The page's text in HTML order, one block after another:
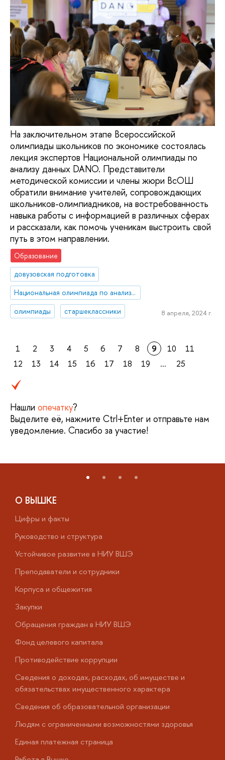
На заключительном этапе Всероссийской
олимпиады школьников по экономике состоялась
лекция экспертов Национальной олимпиады по
анализу данных DANO. Представители
методической комиссии и члены жюри ВсОШ
обратили внимание учителей, сопровождающих
школьников-олимпиадников, на востребованность
навыка работы с информацией в различных сферах
и рассказали, как помочь ученикам выстроить свой
путь в этом направлении.
Образование
довузовская подготовка
Национальная олимпиада по анализу данных «DANO»
олимпиады
старшеклассники 8 апреля, 2024 г.
1 2 3 4 5 6 7 8 9 10
11
12
13 14 15 16 17 18 19 ... 25
Нашли опечатку?
Выделите её, нажмите Ctrl+Enter и отправьте нам
уведомление. Спасибо за участие!
О ВЫШКЕ
Цифры и факты
Руководство и структура
Устойчивое развитие в НИУ ВШЭ
Преподаватели и сотрудники
Корпуса и общежития
Закупки
Обращения граждан в НИУ ВШЭ
Фонд целевого капитала
Противодействие коррупции
Сведения о доходах, расходах, об имуществе и
обязательствах имущественного характера
Сведения об образовательной организации
Людям с ограниченными возможностями здоровья
Единая платежная страница